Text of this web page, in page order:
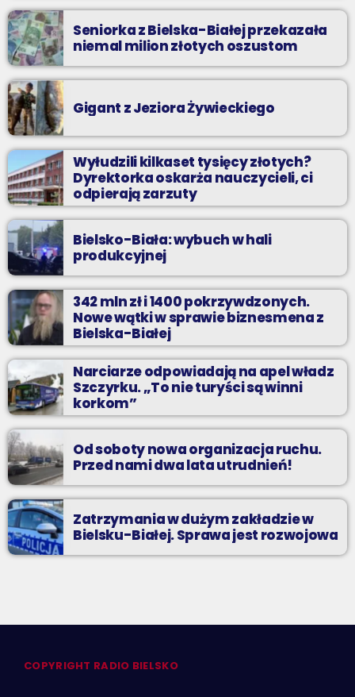
Seniorka z Bielska-Białej przekazała
niemal milion złotych oszustom
Gigant z Jeziora Żywieckiego
Wyłudzili kilkaset tysięcy złotych?
Dyrektorka oskarża nauczycieli, ci
odpierają zarzuty
Bielsko-Biała: wybuch w hali
produkcyjnej
342 mln zł i 1400 pokrzywdzonych.
Nowe wątki w sprawie biznesmena z
Bielska-Białej
Narciarze odpowiadają na apel władz
Szczyrku. „To nie turyści są winni
korkom”
Od soboty nowa organizacja ruchu.
Przed nami dwa lata utrudnień!
Zatrzymania w dużym zakładzie w
Bielsku-Białej. Sprawa jest rozwojowa
COPYRIGHT RADIO BIELSKO